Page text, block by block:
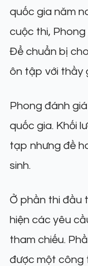
quốc gia năm
cuộc thi,
Để chuẩn bị
ôn tập với thầy
Phong đánh
quốc gia. Khối
tạp nhưng đề
sinh.
Ở phần thi đầu
hiện các yêu
tham chiếu.
được một công